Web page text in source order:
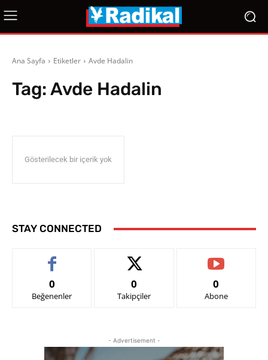
Ana Sayfa Etiketler Avde Hadalin
Tag:Avde Hadalin
Gösterilecek bir içerik yok
STAY CONNECTED
0
Beğenenler
0
Takipçiler
0
Abone
- Advertisement -